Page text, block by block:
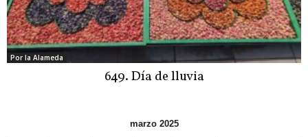
Por la Alameda
649. Día de lluvia
marzo 2025